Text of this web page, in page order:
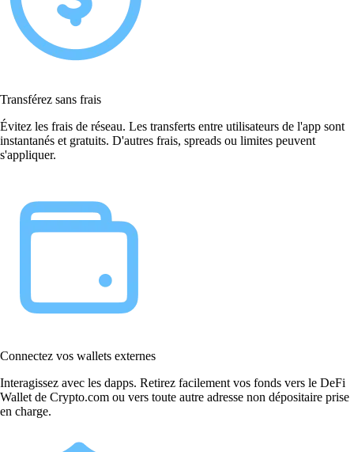
Transférez sans frais
Évitez les frais de réseau. Les transferts entre utilisateurs de l'app sont
instantanés et gratuits. D'autres frais, spreads ou limites peuvent
s'appliquer.
Connectez vos wallets externes
Interagissez avec les dapps. Retirez facilement vos fonds vers le DeFi
Wallet de Crypto.com ou vers toute autre adresse non dépositaire prise
en charge.